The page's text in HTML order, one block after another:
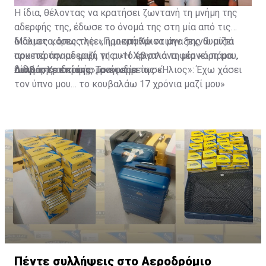
Η ίδια, θέλοντας να κρατήσει ζωντανή τη μνήμη της
αδερφής της, έδωσε το όνομά της στη μία από τις
δίδυμες κόρες της. «Προσπαθώ να μην ξεχνώ αυτά
που περάσαμε μαζί, γι’ αυτό έβγαλα τη μία κόρη μου,
δίδυμη, Χριστιάνα», ανέφερε.
Μάλιστα, όπως λέει, η μικρή Χριστιάνα της θυμίζει
αρκετά την αδερφή της. «Η Χριστιάνα φέρνει πάρα
πολύ της αδερφής μου», σημείωσε.
Διαβάστε επίσης: Τραγωδία της «Ήλιος»: Έχω χάσει
τον ύπνο μου… το κουβαλάω 17 χρόνια μαζί μου»
Πέντε συλλήψεις στο Αεροδρόμιο